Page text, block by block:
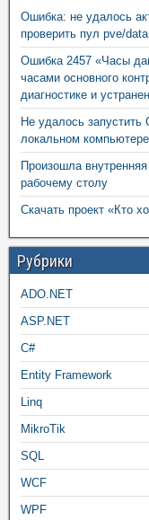
Ошибка: не удалось
проверить пул pve/data
Ошибка 2457 «Часы
часами основного
диагностике и
Не удалось
локальном
Произошла
рабочему столу
Скачать проект «Кто
Рубрики
ADO.NET
ASP.NET
C#
Entity Framework
Linq
MikroTik
SQL
WCF
WPF